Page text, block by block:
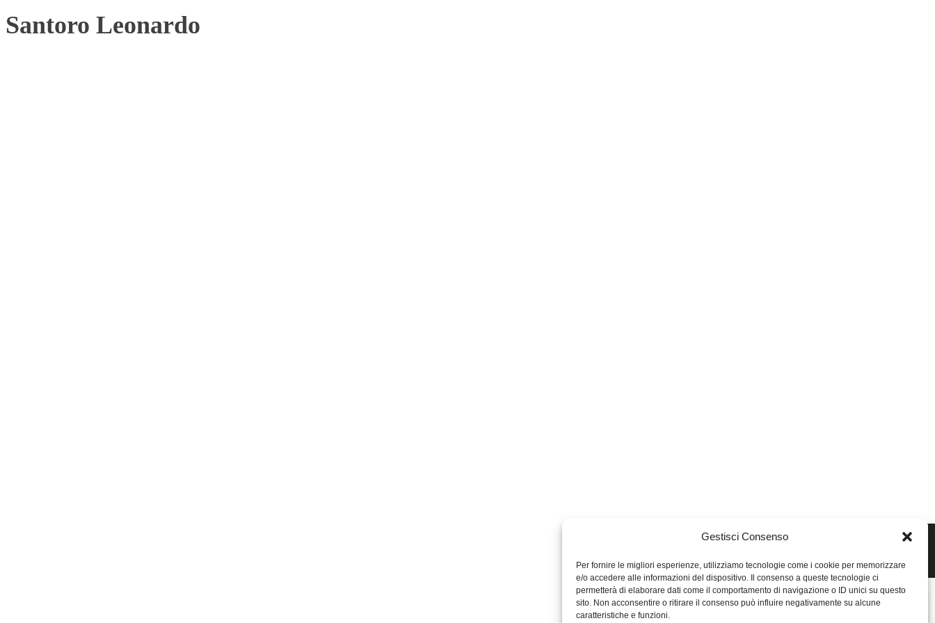
Santoro Leonardo
Gestisci Consenso
Per fornire le migliori esperienze, utilizziamo tecnologie come i cookie per memorizzare
e/o accedere alle informazioni del dispositivo. Il consenso a queste tecnologie ci
permetterà di elaborare dati come il comportamento di navigazione o ID unici su questo
sito. Non acconsentire o ritirare il consenso può influire negativamente su alcune
caratteristiche e funzioni.